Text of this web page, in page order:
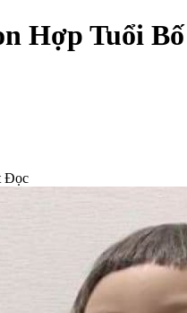
Hợp Tuổi
Đọc